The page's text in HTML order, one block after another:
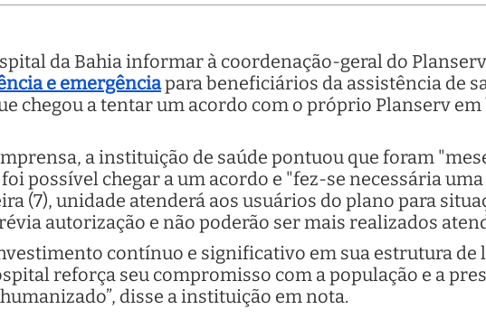
da Bahia informar à coordenação-geral do
e emergênciapara beneficiários da assistência de
chegou a tentar um acordo com o próprio Planserv
a instituição de saúde pontuou que foram
possível chegar a um acordo e "fez-se necessária
(7), unidade atenderá aos usuários do plano para
autorização e não poderão ser mais realizados
contínuo e significativo em sua estrutura de
reforça seu compromisso com a população e a
disse a instituição em nota.